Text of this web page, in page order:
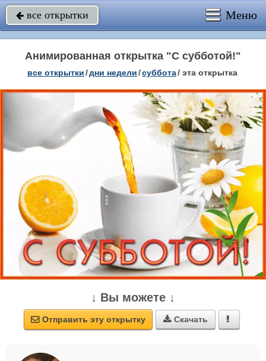
 все открытки Меню
Анимированная открытка "С субботой!"
все открытки/дни недели/суббота/ эта открытка
↓ Вы можете ↓
 Отправить эту открытку  Скачать 